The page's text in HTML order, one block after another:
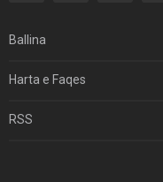
Ballina
Harta e Faqes
RSS